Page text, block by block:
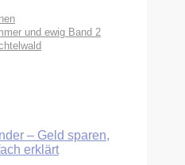
und ewig Band 2